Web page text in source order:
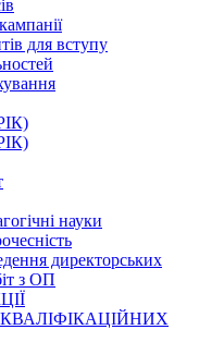
для вступу
науки
директорських
з ОП